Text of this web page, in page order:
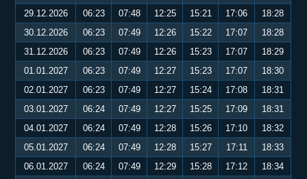
29.12.2026
06:23 07:48 12:25 15:21 17:06
18:28
30.12.2026
06:23 07:49 12:26 15:22 17:07
18:28
31.12.2026
06:23 07:49 12:26 15:23 17:07
18:29
01.01.2027
06:23 07:49 12:27 15:23 17:07
18:30
02.01.2027
06:23 07:49 12:27 15:24 17:08
18:31
03.01.2027
06:24 07:49 12:27 15:25 17:09
18:31
04.01.2027
06:24 07:49 12:28 15:26 17:10
18:32
05.01.2027
06:24 07:49 12:28 15:27 17:11
18:33
06.01.2027
06:24 07:49 12:29 15:28 17:12
18:34